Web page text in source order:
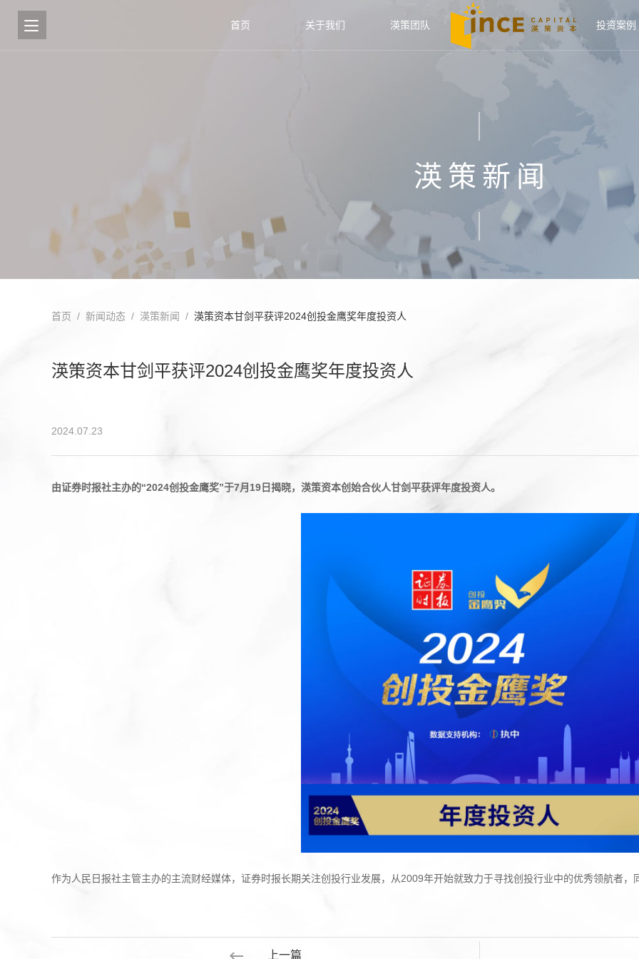
首页 关于我们 渶策团队 投资案例
渶策新闻
首页 / 新闻动态 / 渶策新闻 / 渶策资本甘剑平获评2024创投金鹰奖年度投资人
渶策资本甘剑平获评2024创投金鹰奖年度投资人
2024.07.23
由证券时报社主办的“2024创投金鹰奖”于7月 19 日揭晓，渶策资本创始合伙人甘剑平获评年度投资人。
作为人民日报社主管主办的主流财经媒体，证券时报长期关注创投行业发展，从2009年开始就致力于寻找创投行业中的优秀领航者，
上一篇